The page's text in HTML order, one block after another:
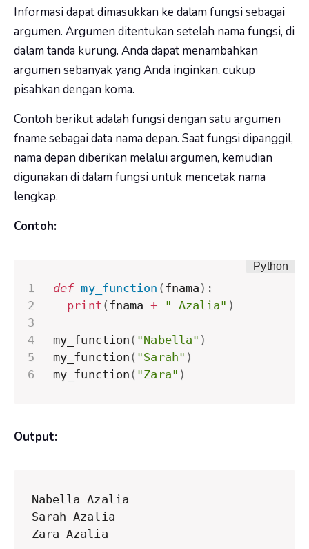
Informasi dapat dimasukkan ke dalam fungsi sebagai
argumen. Argumen ditentukan setelah nama fungsi, di
dalam tanda kurung. Anda dapat menambahkan
argumen sebanyak yang Anda inginkan, cukup
pisahkan dengan koma.
Contoh berikut adalah fungsi dengan satu argumen
fname sebagai data nama depan. Saat fungsi dipanggil,
nama depan diberikan melalui argumen, kemudian
digunakan di dalam fungsi untuk mencetak nama
lengkap.
Contoh:
def my_function ( fnama ) :
print ( fnama + " Azalia" )
my_function ( "Nabella" )
my_function ( "Sarah" )
my_function ( "Zara" )
Output:
Nabella Azalia
Sarah Azalia
Zara Azalia